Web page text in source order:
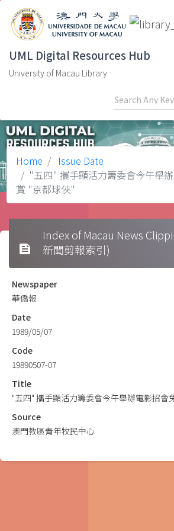
UML Digital Resources Hub
University of Macau Library
Home
Issue Date
"五四" 攜手顯活力籌委會今午舉
賞 "京都球俠"
feed
Index of Macau News
新聞剪報索引)
Newspaper
華僑報
Date
1989/05/07
Code
19890507-07
Title
"五四" 攜手顯活力籌委會今午舉辦電影招會
Source
澳門教區青年牧民中心